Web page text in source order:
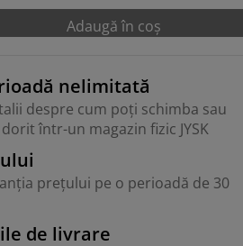
Adaugă în coș
nelimitată
despre cum poți schimba sau
într-un magazin fizic JYSK
prețului pe o perioadă de 30
de livrare